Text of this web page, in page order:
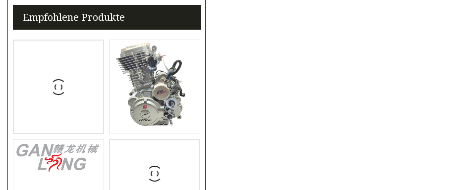
Empfohlene Produkte